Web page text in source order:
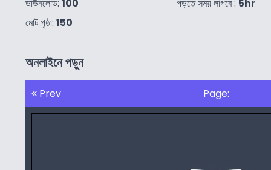
ডাউনলোড: 100
মোট পৃষ্ঠা: 150
পড়তে সময় লাগবে : 5hr
অনলাইনে পড়ুন
Prev Page: